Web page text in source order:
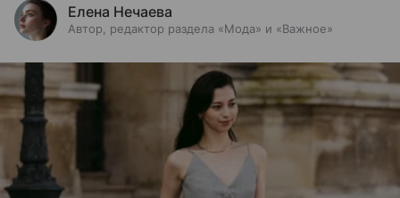
Елена Нечаева
Автор, редактор раздела «Мода» и «Важное»